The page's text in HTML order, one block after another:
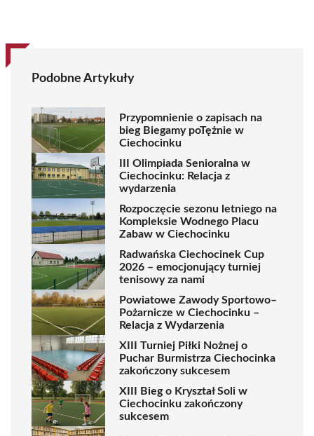
Podobne Artykuły
Przypomnienie o zapisach na
bieg Biegamy poTężnie w
Ciechocinku
III Olimpiada Senioralna w
Ciechocinku: Relacja z
wydarzenia
Rozpoczęcie sezonu letniego na
Kompleksie Wodnego Placu
Zabaw w Ciechocinku
Radwańska Ciechocinek Cup
2026 – emocjonujący turniej
tenisowy za nami
Powiatowe Zawody Sportowo–
Pożarnicze w Ciechocinku –
Relacja z Wydarzenia
XIII Turniej Piłki Nożnej o
Puchar Burmistrza Ciechocinka
zakończony sukcesem
XIII Bieg o Kryształ Soli w
Ciechocinku zakończony
sukcesem